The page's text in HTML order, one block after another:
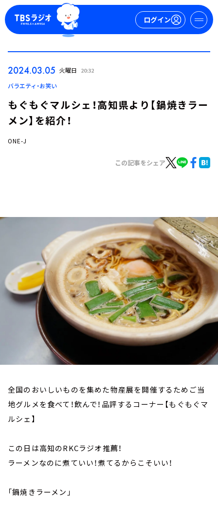
ログイン
ログイン
イベント・グッズ
YouTube
会社情報
2024.03.05 火曜日 20:32
バラエティ・お笑い
もぐもぐマルシェ！高知県より【鍋焼きラー
メン】を紹介！
ONE-J
この記事をシェア
全国のおいしいものを集めた物産展を開催するためご当
地グルメを食べて！飲んで！品評するコーナー【もぐもぐマ
ルシェ】
この日は高知のRKCラジオ推薦！
ラーメンなのに煮ていい！煮てるからこそいい！
「鍋焼きラーメン」